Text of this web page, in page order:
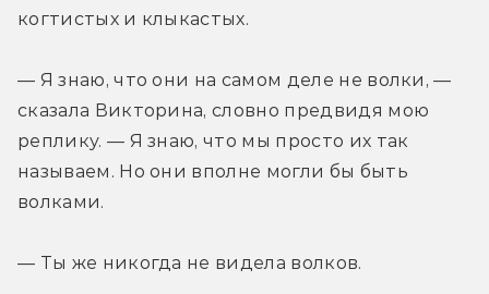
когтистых и клыкастых.
— Я знаю, что они на самом деле не волки, —
сказала Викторина, словно предвидя мою
реплику. — Я знаю, что мы просто их так
называем. Но они вполне могли бы быть
волками.
— Ты же никогда не видела волков.